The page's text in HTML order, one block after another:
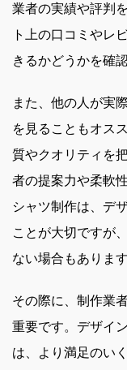
業者の実績や評判
ト上の口コミやレ
きるかどうかを確
また、他の人が実
を見ることもオス
質やクオリティを
者の提案力や柔軟
シャツ制作は、デ
ことが大切ですが
ない場合もあります
その際に、制作業
重要です。デザイ
は、より満足のい